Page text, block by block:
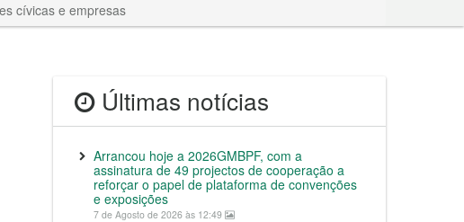
cívicas e empresas
Últimas notícias
Arrancou hoje a 2026GMBPF, com a
assinatura de 49 projectos de cooperação a
reforçar o papel de plataforma de convenções
e exposições
7 de Agosto de 2026 às 12:49